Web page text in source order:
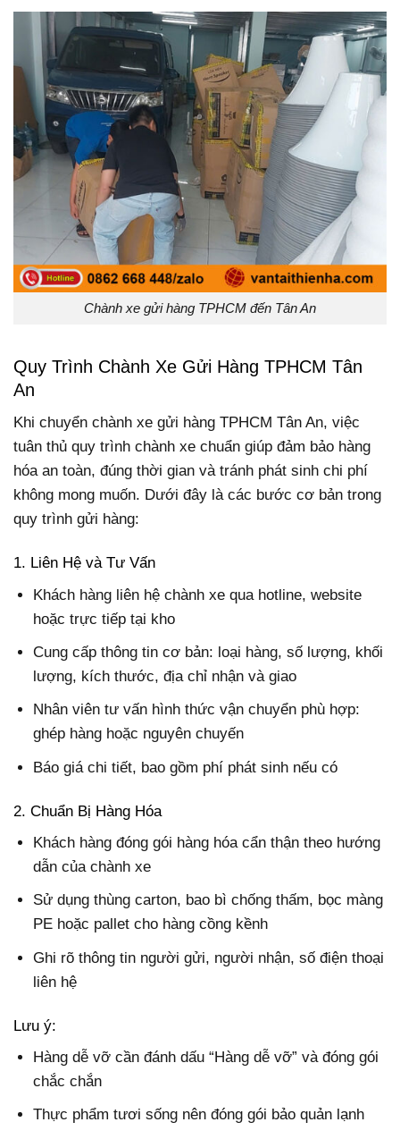
Chành xe gửi hàng TPHCM đến Tân An
Quy Trình Chành Xe Gửi Hàng TPHCM Tân
An
Khi chuyển chành xe gửi hàng TPHCM Tân An, việc
tuân thủ quy trình chành xe chuẩn giúp đảm bảo hàng
hóa an toàn, đúng thời gian và tránh phát sinh chi phí
không mong muốn. Dưới đây là các bước cơ bản trong
quy trình gửi hàng:
1. Liên Hệ và Tư Vấn
Khách hàng liên hệ chành xe qua hotline, website
hoặc trực tiếp tại kho
Cung cấp thông tin cơ bản: loại hàng, số lượng, khối
lượng, kích thước, địa chỉ nhận và giao
Nhân viên tư vấn hình thức vận chuyển phù hợp:
ghép hàng hoặc nguyên chuyến
Báo giá chi tiết, bao gồm phí phát sinh nếu có
2. Chuẩn Bị Hàng Hóa
Khách hàng đóng gói hàng hóa cẩn thận theo hướng
dẫn của chành xe
Sử dụng thùng carton, bao bì chống thấm, bọc màng
PE hoặc pallet cho hàng cồng kềnh
Ghi rõ thông tin người gửi, người nhận, số điện thoại
liên hệ
Lưu ý:
Hàng dễ vỡ cần đánh dấu “Hàng dễ vỡ” và đóng gói
chắc chắn
Thực phẩm tươi sống nên đóng gói bảo quản lạnh